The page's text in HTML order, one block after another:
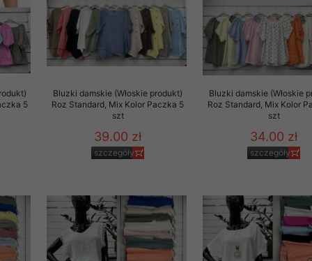
5
Bluzki damskie (Włoskie produkt)
Roz Standard, Mix Kolor Paczka 5
szt
39.00 zł
szczegóły
Bluzki damskie (Włoskie
Roz Standard, Mix Kolor
szt
34.00 zł
szczegóły
przez OMEZ
wycofanie zgody nie
oraz usunięcia
zautomatyzowanemu
Twoich